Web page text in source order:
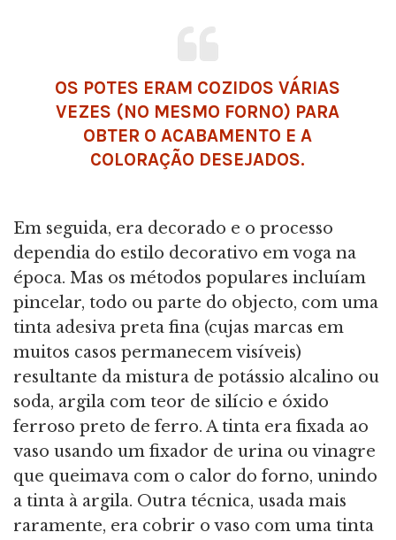
OS POTES ERAM COZIDOS VÁRIAS
VEZES (NO MESMO FORNO) PARA
OBTER O ACABAMENTO E A
COLORAÇÃO DESEJADOS.
Em seguida, era decorado e o processo
dependia do estilo decorativo em voga na
época. Mas os métodos populares incluíam
pincelar, todo ou parte do objecto, com uma
tinta adesiva preta fina (cujas marcas em
muitos casos permanecem visíveis)
resultante da mistura de potássio alcalino ou
soda, argila com teor de silício e óxido
ferroso preto de ferro. A tinta era fixada ao
vaso usando um fixador de urina ou vinagre
que queimava com o calor do forno, unindo
a tinta à argila. Outra técnica, usada mais
raramente, era cobrir o vaso com uma tinta